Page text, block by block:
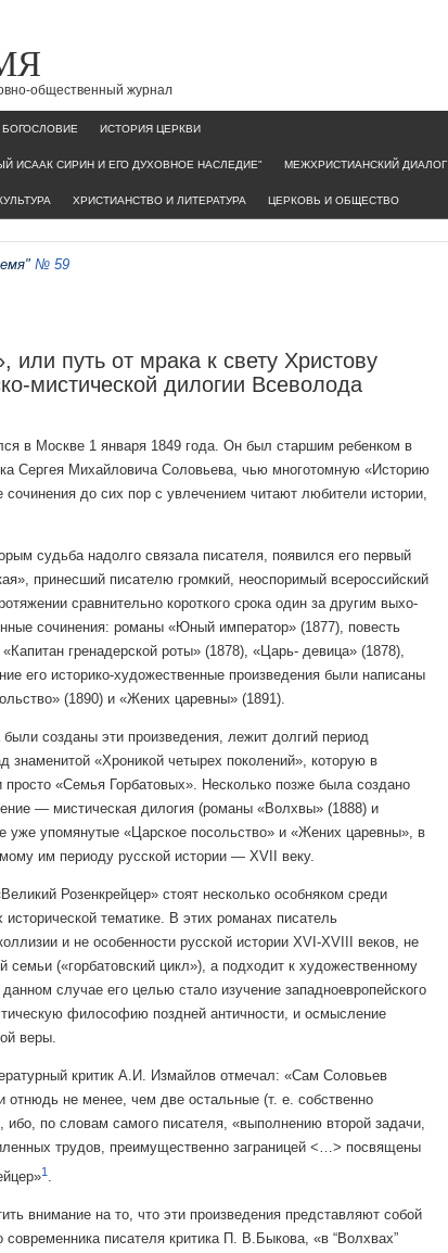
общественный журнал
БОГОСЛОВИЕ ИСТОРИЯ ЦЕРКВИ
ИСААК СИРИН И ЕГО ДУХОВНОЕ НАСЛЕДИЕ" МЕЖХРИСТИАНСКИЙ ДИАЛОГ
ХРИСТИАНСТВО И ЛИТЕРАТУРА ЦЕРКОВЬ И ОБЩЕСТВО
№ 59
или путь от мрака к свету Христову
мистической дилогии Всеволода
в Москве 1 янва­ря 1849 года. Он был старшим ребенком в
Сергея Михайловича Соловьева, чью многотомную «Историю
до сих пор с увлечением читают любители ис­тории,
судьба надол­го связала писателя, появился его первый
принесший писателю громкий, неоспо­римый всероссийский
сравнительно короткого срока один за другим выхо­
сочинения: рома­ны «Юный император» (1877), повесть
гренадерской роты» (1878), «Царь- девица» (1878),
его историко-художественные произведения были написаны
(1890) и «Жених царевны» (1891).
созданы эти произведения, лежит долгий период
знаменитой «Хроникой четырех поколений», которую в
просто «Се­мья Горбатовых». Несколько позже была создано
— мистическая дилогия (ро­маны «Волхвы» (1888) и
уже упомянутые «Царское посольство» и «Жених царев­ны», в
им периоду русской истории — XVII веку.
Розенкрей­цер» стоят несколько особняком среди
тематике. В этих романах писатель
и не особенности русской истории XVI-XVIII веков, не
семьи («горбатовский цикл»), а подходит к художественному
случае его целью стало изучение западноев­ропейского
философию поздней античности, и осмысление
веры.
критик А.И. Измайлов отмечал: «Сам Соловьев
отнюдь не менее, чем две остальные (т. е. собственно
ибо, по сло­вам самого писателя, «выполнению второй задачи,
трудов, преимущественно заграницей <…> посвящены
1 .
внимание на то, что эти произведения представляют собой
писателя критика П. В.Быкова, «в “Волхвах”